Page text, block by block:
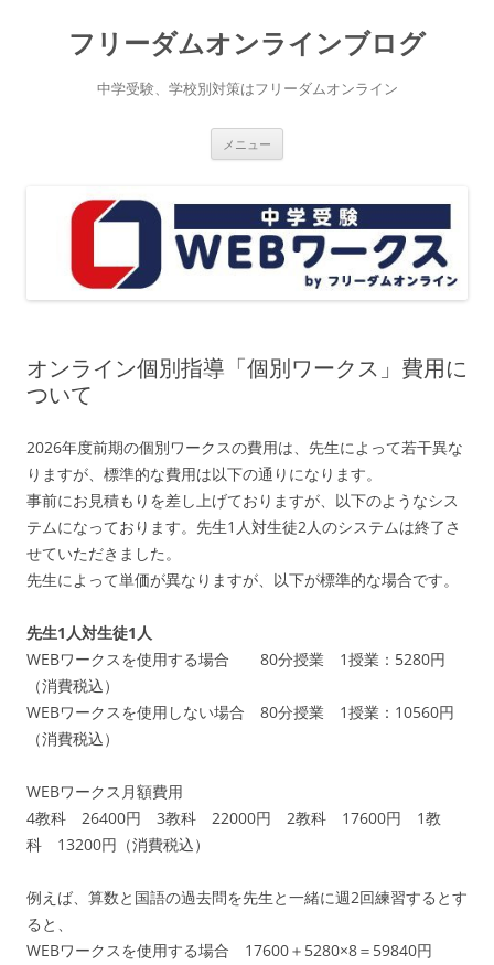
フリーダムオンラインブログ
中学受験、学校別対策はフリーダムオンライン
メニュー
オンライン個別指導「個別ワークス」費用に
ついて
2026年度前期の個別ワークスの費用は、先生によって若干異な
りますが、標準的な費用は以下の通りになります。
事前にお見積もりを差し上げておりますが、以下のようなシス
テムになっております。先生1人対生徒2人のシステムは終了さ
せていただきました。
先生によって単価が異なりますが、以下が標準的な場合です。
先生1人対生徒1人
WEBワークスを使用する場合 80分授業 1授業：5280円
（消費税込）
WEBワークスを使用しない場合 80分授業 1授業：10560円
（消費税込）
WEBワークス月額費用
4教科 26400円 3教科 22000円 2教科 17600円 1教
科 13200円（消費税込）
例えば、算数と国語の過去問を先生と一緒に週2回練習するとす
ると、
WEBワークスを使用する場合 17600＋5280×8＝59840円